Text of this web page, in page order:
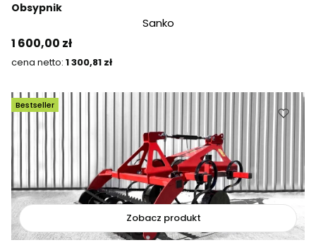
Obsypnik
Sanko
Cena
1 600,00 zł
Cena
1 300,81 zł
Bestseller
Zobacz produkt